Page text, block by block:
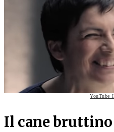
YouTube
Il cane